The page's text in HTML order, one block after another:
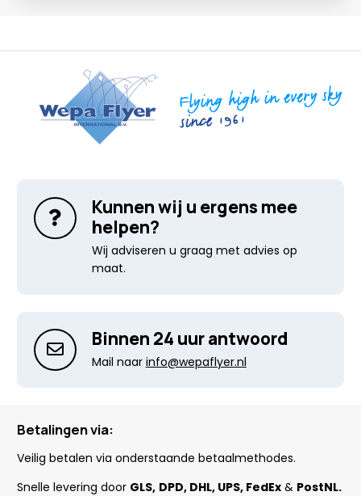
Kunnen wij u ergens mee
helpen?
Wij adviseren u graag met advies op
maat.
Binnen 24 uur antwoord
Mail naar info@wepaflyer.nl
Betalingen via:
Veilig betalen via onderstaande betaalmethodes.
Snelle levering door GLS, DPD, DHL, UPS, FedEx & PostNL.